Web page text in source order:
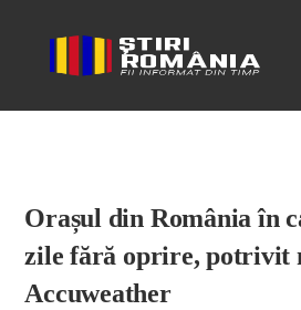
Stiri Romania
Orașul din România în
zile fără oprire, potrivit
Accuweather